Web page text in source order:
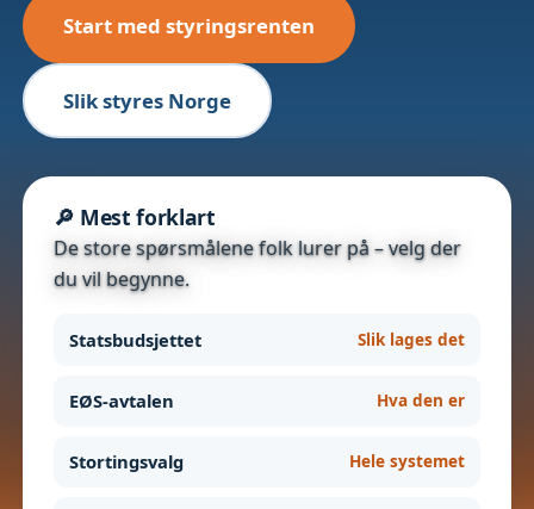
Start med styringsrenten
Slik styres Norge
🔎 Mest forklart
De store spørsmålene folk lurer på – velg der
du vil begynne.
Statsbudsjettet Slik lages det
EØS-avtalen Hva den er
Stortingsvalg Hele systemet